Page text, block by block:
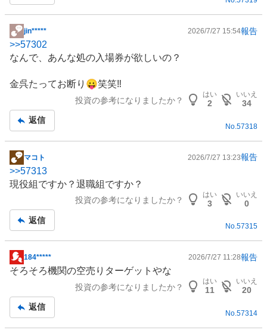
事
掲
示
板
事
jin***** 2026/7/27 15:54報告
>>57302
なんで、あんな処の入場券が欲しいの？
金呉たってお断り😛笑笑‼️
投資の参考になりましたか？
はい
2
いいえ
34
返信
No. 57318
掲
示
板
マコト 2026/7/27 13:23報告
>>57313
現役組ですか？退職組ですか？
投資の参考になりましたか？
はい
3
いいえ
0
返信
No.57315
掲
示
事
184***** 2026/7/27 11:28報告
そろそろ機関の空売りターゲットやな
投資の参考になりましたか？
はい
11
いいえ
20
返信
No. 57314